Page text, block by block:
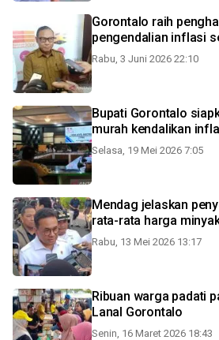
Gorontalo raih
pengendalian inflasi
Rabu, 3 Juni 2026 22:10
Bupati Gorontalo
murah kendalikan
Selasa, 19 Mei 2026 7:05
Mendag jelaskan
rata-rata harga
Rabu, 13 Mei 2026 13:17
Ribuan warga padati
Lanal Gorontalo
Senin, 16 Maret 2026 18:43